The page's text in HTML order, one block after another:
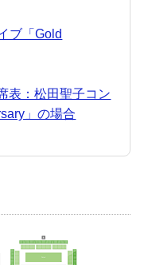
ブ「Gold
表：松田聖子コン
」の場合